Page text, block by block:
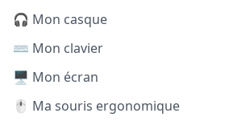
🎧 Mon casque
⌨️ Mon clavier
🖥️ Mon écran
🖱️ Ma souris ergonomique